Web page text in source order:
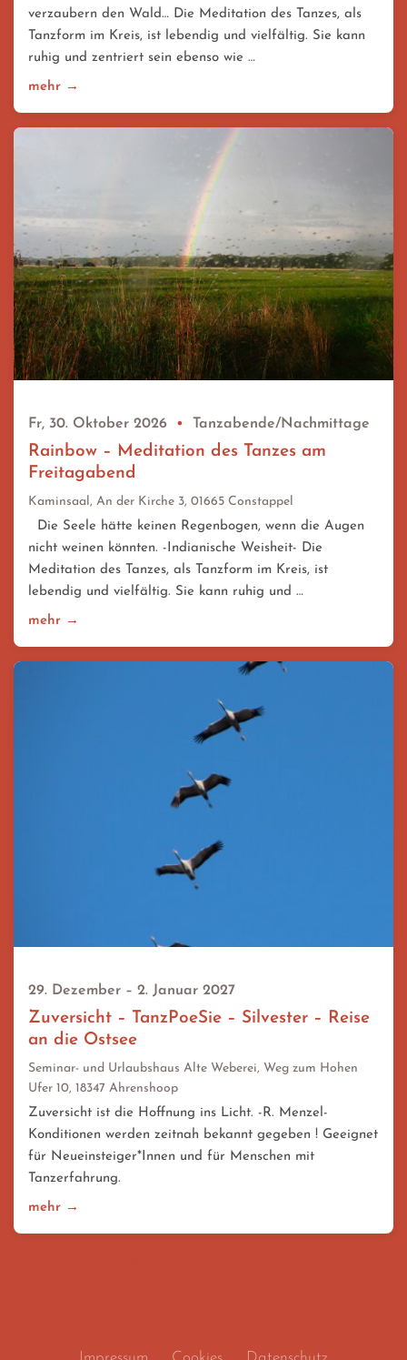
verzaubern den Wald… Die Meditation des Tanzes, als
Tanzform im Kreis, ist lebendig und vielfältig. Sie kann
ruhig und zentriert sein ebenso wie …
mehr →
Fr, 30. Oktober 2026 • Tanzabende/Nachmittage
Rainbow – Meditation des Tanzes am
Freitagabend
Kaminsaal, An der Kirche 3, 01665 Constappel
Die Seele hätte keinen Regenbogen, wenn die Augen
nicht weinen könnten. -Indianische Weisheit- Die
Meditation des Tanzes, als Tanzform im Kreis, ist
lebendig und vielfältig. Sie kann ruhig und …
mehr →
29. Dezember – 2. Januar 2027
Zuversicht – TanzPoeSie – Silvester – Reise
an die Ostsee
Seminar- und Urlaubshaus Alte Weberei, Weg zum Hohen
Ufer 10, 18347 Ahrenshoop
Zuversicht ist die Hoffnung ins Licht. -R. Menzel-
Konditionen werden zeitnah bekannt gegeben ! Geeignet
für Neueinsteiger*Innen und für Menschen mit
Tanzerfahrung.
mehr →